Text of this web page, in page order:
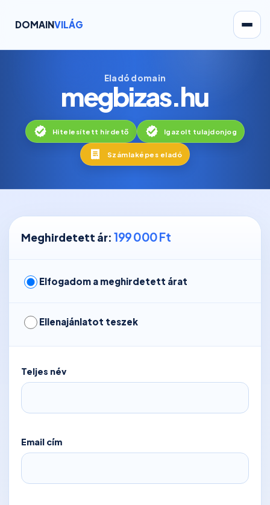
DOMAINVILÁG
Eladó domain
megbizas.hu
Hitelesített hirdető Igazolt tulajdonjog
Számlaképes eladó
Meghirdetett ár: 199 000 Ft
Elfogadom a meghirdetett árat
Ellenajánlatot teszek
Teljes név
Email cím